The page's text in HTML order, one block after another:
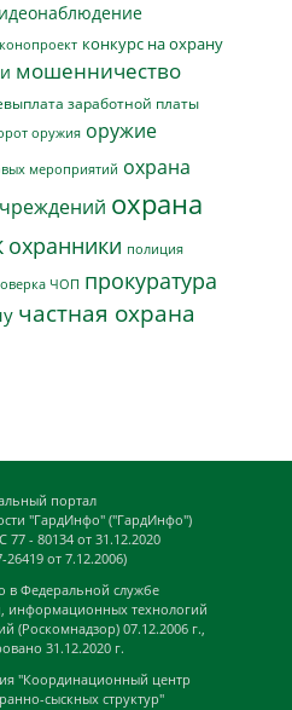
конкурс на охрану
мошенничество
заработной платы
оружия оружие
мероприятий охрана
охрана
охранники полиция
ЧОП прокуратура
частная охрана
портал
"ГардИнфо" ("ГардИнфо")
- 80134 от 31.12.2020
от 7.12.2006)
в Федеральной службе
информационных технологий
(Роскомнадзор) 07.12.2006 г.,
31.12.2020 г.
"Координационный центр
сыскных структур"